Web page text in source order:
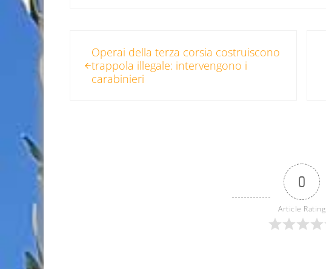
Operai della terza corsia costruiscono
trappola illegale: intervengono i
carabinieri
0
Article Rating